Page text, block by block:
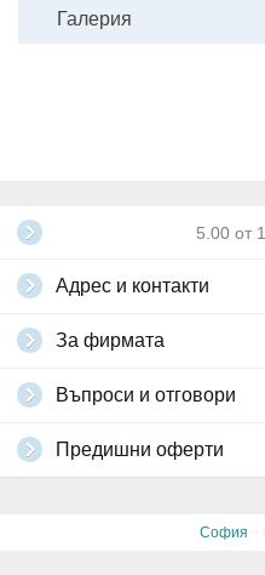
Галерия
5.00 от 1
Адрес и контакти
За фирмата
Въпроси и отговори
Предишни оферти
София ·